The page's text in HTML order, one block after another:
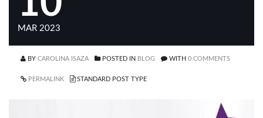
MAR 2023
BY CAROLINA ISAZA POSTED IN BLOG WITH 0 COMMENTS
PERMALINK STANDARD POST TYPE